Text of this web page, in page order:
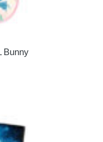
Bunny